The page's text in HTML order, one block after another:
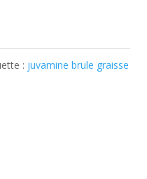
: juvamine brule graisse